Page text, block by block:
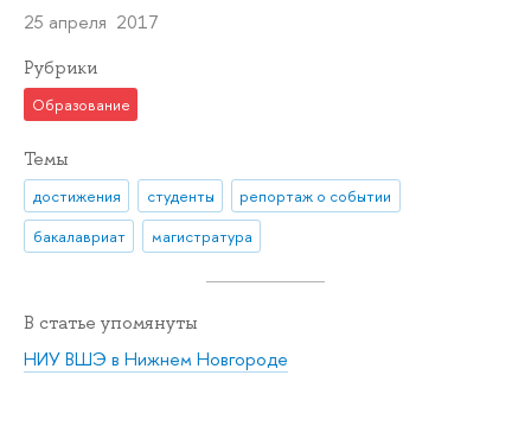
25 апреля 2017
Рубрики
Образование
Темы
достижения студенты
репортаж о событии
бакалавриат
магистратура
В статье упомянуты
НИУ ВШЭ в Нижнем Новгороде